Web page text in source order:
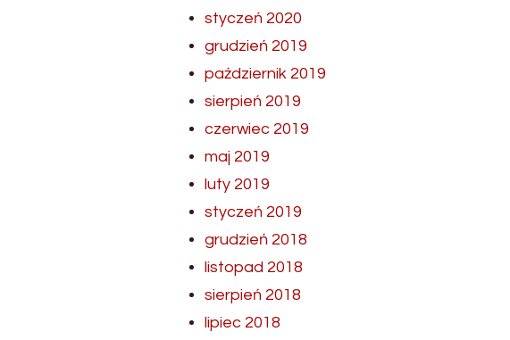
styczeń 2020
grudzień 2019
październik 2019
sierpień 2019
czerwiec 2019
maj 2019
luty 2019
styczeń 2019
grudzień 2018
listopad 2018
sierpień 2018
lipiec 2018